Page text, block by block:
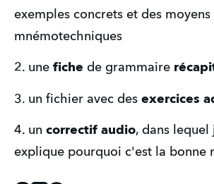
exemples concrets et des moyens
mnémotechniques
2. une fiche de grammaire
3. un fichier avec des exercices
4. un correctif audio, dans lequel
explique pourquoi c'est la bonne